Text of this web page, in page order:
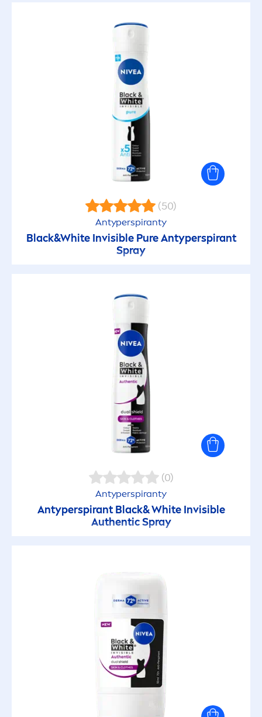
(50)
Antyperspiranty
Black&WhiteInvisible PureAntyperspirant
Spray
(0)
Antyperspiranty
AntyperspirantBlack&WhiteInvisible
Authentic Spray